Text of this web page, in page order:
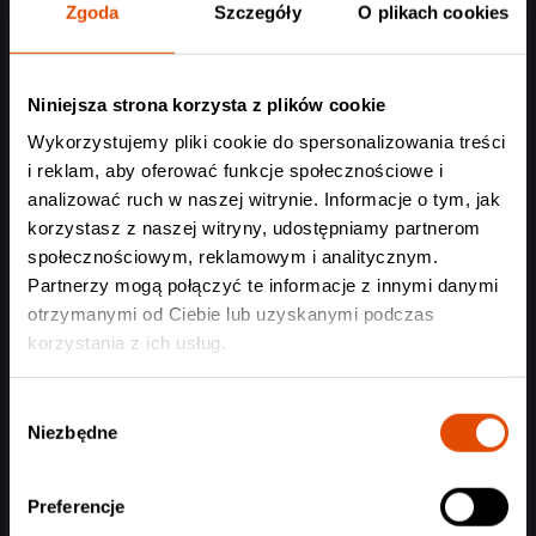
Zgoda Szczegóły O plikach cookies
Niniejsza strona korzysta z plików cookie
Wykorzystujemy pliki cookie do spersonalizowania treści
i reklam, aby oferować funkcje społecznościowe i
analizować ruch w naszej witrynie. Informacje o tym, jak
korzystasz z naszej witryny, udostępniamy partnerom
społecznościowym, reklamowym i analitycznym.
Partnerzy mogą połączyć te informacje z innymi danymi
otrzymanymi od Ciebie lub uzyskanymi podczas
korzystania z ich usług.
zgody
Niezbędne
Preferencje